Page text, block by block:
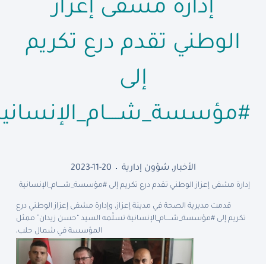
إدارة مشفى إعزاز
الوطني تقدم درع تكريم
إلى
#مؤسسة_شــــام_الإنسانية
الأخبار,شؤون إدارية 2023-11-20
إدارة مشفى إعزاز الوطني تقدم درع تكريم إلى #مؤسسة_شــــام_الإنسانية
قدمت مديرية الصحة في مدينة إعزاز، وإدارة مشفى إعزاز الوطني درع
تكريم إلى #مؤسسة_شــــام_الإنسانية تسلَّمه السيد “حسن زيدان” ممثل
المؤسسة في شمال حلب،